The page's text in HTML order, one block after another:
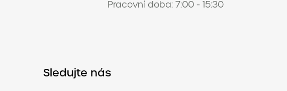
Pracovní doba: 7:00 - 15:30
Sledujte nás